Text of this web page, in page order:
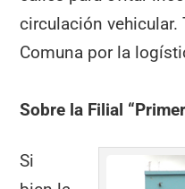
circulación vehicular.
Comuna por la
Sobre la Filial
Si